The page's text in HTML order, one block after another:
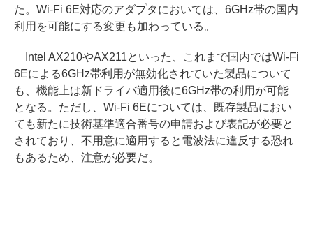
た。Wi-Fi 6E対応のアダプタにおいては、6GHz帯の国内
利用を可能にする変更も加わっている。
Intel AX210やAX211といった、これまで国内ではWi-Fi
6Eによる6GHz帯利用が無効化されていた製品について
も、機能上は新ドライバ適用後に6GHz帯の利用が可能
となる。ただし、Wi-Fi 6Eについては、既存製品におい
ても新たに技術基準適合番号の申請および表記が必要と
されており、不用意に適用すると電波法に違反する恐れ
もあるため、注意が必要だ。